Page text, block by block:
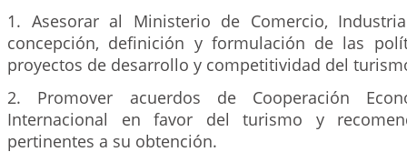
1. Asesorar al Ministerio de Comercio,
concepción, definición y formulación de las
proyectos de desarrollo y competitividad del
2. Promover acuerdos de Cooperación
Internacional en favor del turismo y
pertinentes a su obtención.